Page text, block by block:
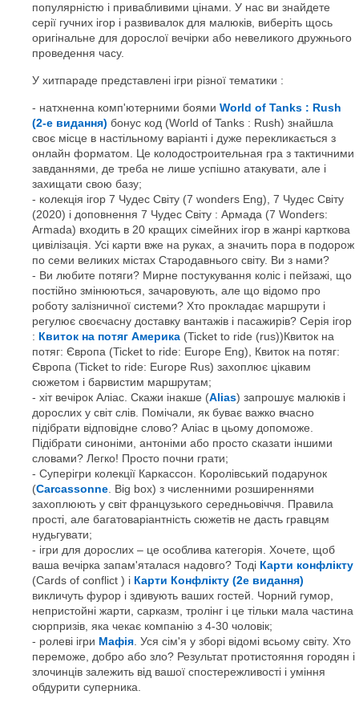
популярністю і привабливими цінами. У нас ви знайдете
серії гучних ігор і развивалок для малюків, виберіть щось
оригінальне для дорослої вечірки або невеликого дружнього
проведення часу.
У хитпараде представлені ігри різної тематики :
натхненна комп'ютерними боями World of Tanks : Rush
(2-е видання) бонус код (World of Tanks : Rush) знайшла
своє місце в настільному варіанті і дуже перекликається з
онлайн форматом. Це колодостроительная гра з тактичними
завданнями, де треба не лише успішно атакувати, але і
захищати свою базу;
колекція ігор 7 Чудес Світу (7 wonders Eng), 7 Чудес Світу
(2020) і доповнення 7 Чудес Світу : Армада (7 Wonders:
Armada) входить в 20 кращих сімейних ігор в жанрі карткова
цивілізація. Усі карти вже на руках, а значить пора в подорож
по семи великих містах Стародавнього світу. Ви з нами?
Ви любите потяги? Мирне постукування коліс і пейзажі, що
постійно змінюються, зачаровують, але що відомо про
роботу залізничної системи? Хто прокладає маршрути і
регулює своєчасну доставку вантажів і пасажирів? Серія ігор
: Квиток на потяг Америка (Ticket to ride (rus))Квиток на
потяг: Європа (Ticket to ride: Europe Eng), Квиток на потяг:
Європа (Ticket to ride: Europe Rus) захоплює цікавим
сюжетом і барвистим маршрутам;
хіт вечірок Аліас. Скажи інакше (Alias) запрошує малюків і
дорослих у світ слів. Помічали, як буває важко вчасно
підібрати відповідне слово? Аліас в цьому допоможе.
Підібрати синоніми, антоніми або просто сказати іншими
словами? Легко! Просто почни грати;
Суперігри колекції Каркассон. Королівський подарунок
(Carcassonne. Big box) з численними розширеннями
захоплюють у світ французького середньовіччя. Правила
прості, але багатоваріантність сюжетів не дасть гравцям
нудьгувати;
ігри для дорослих – це особлива категорія. Хочете, щоб
ваша вечірка запам'яталася надовго? Тоді Карти конфлікту
(Cards of conflict ) і Карти Конфлікту (2е видання)
викличуть фурор і здивують ваших гостей. Чорний гумор,
непристойні жарти, сарказм, тролінг і це тільки мала частина
сюрпризів, яка чекає компанію з 4-30 чоловік;
ролеві ігри Мафія. Уся сім'я у зборі відомі всьому світу. Хто
переможе, добро або зло? Результат протистояння городян і
злочинців залежить від вашої спостережливості і уміння
обдурити суперника.